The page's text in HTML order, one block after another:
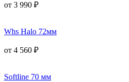
от 3 990 ₽
Whs Halo 72мм
от 4 560 ₽
Softline 70 мм